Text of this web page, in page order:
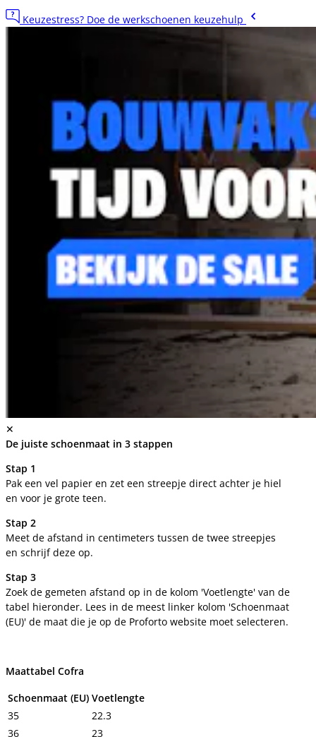
Keuzestress? Doe de werkschoenen keuzehulp
✕
De juiste schoenmaat in 3 stappen
Stap 1
Pak een vel papier en zet een streepje direct achter je hiel
en voor je grote teen.
Stap 2
Meet de afstand in centimeters tussen de twee streepjes
en schrijf deze op.
Stap 3
Zoek de gemeten afstand op in de kolom 'Voetlengte' van de
tabel hieronder. Lees in de meest linker kolom 'Schoenmaat
(EU)' de maat die je op de Proforto website moet selecteren.
Maattabel Cofra
Schoenmaat (EU) Voetlengte
35
22.3
36
23